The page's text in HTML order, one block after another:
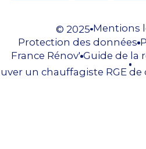
© 2025 Mentions
Protection des données
France Rénov' Guide de la
un chauffagiste RGE de